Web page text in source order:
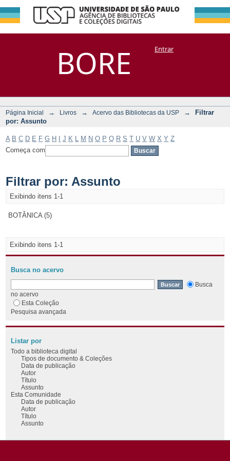
BORE
Filtrar por:
Assunto
DSpace/Manakin + CoriscoEntrar
Página Inicial → Livros → Acervo das Bibliotecas da USP →
Filtrar
por: Assunto
A B C D E F G H J K M N O P Q R S T U V W X Y Z
Começa com
Filtrar por: Assunto
Exibindo itens 1-1
BOTÂNICA (5)
Exibindo itens 1-1
Busca no acervo
Busca
no acervo
Esta Coleção
Pesquisa avançada
Listar por
Todo a biblioteca digital
Tipos de documento & Coleções
Data de publicação
Autor
Título
Assunto
Esta Comunidade
Data de publicação
Autor
Título
Assunto